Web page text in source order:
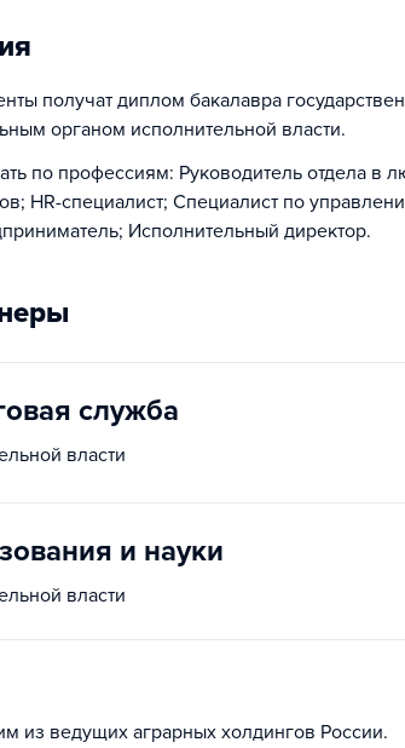
получат диплом бакалавра
органом исполнительной власти.
по профессиям: Руководитель отдела в
HR-специалист; Специалист по
Исполнительный директор.
служба
власти
и науки
власти
из ведущих аграрных холдингов России.